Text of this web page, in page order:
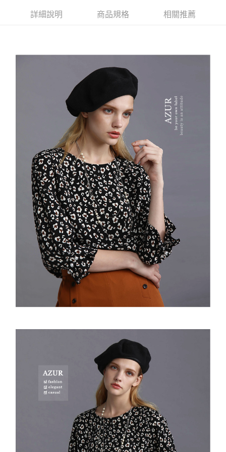
３．安心：先確認商品／服務後，再付款。
２．訂單成立數日內，您將收到繳費通知簡訊。
ATM／網路銀行／等多元方式進行付款，方視為交易完成。
※ 請注意：結帳手續完成當下不需立刻繳費，但若您需要取消訂單，請聯絡
購買商品的店家。未經商家同意取消之訂單仍視為有效，需透過AFTEE先享
後付繳納相關費用。
※ 交易是否成功請以「AFTEE先享後付 」之結帳頁面顯示為準，若有關於
是否繳費成功／繳費後需取消欲退款等相關疑問，請聯繫「AFTEE先享後付
https://netprotections.freshdesk.com/support/home
１．透過由恩沛科技股份有限公司提供之「AFTEE先享後付」服務完成之交
易，需依本服務之必要範圍內提供個人資料，並將交易相關給付款項請求債
權轉讓予恩沛科技股份有限公司。
２．關於個人資料處理事宜，請瀏覽以下網址：
https://aftee.tw/terms/#terms3
３．未成年的使用者請事先徵得法定代理人或監護人之同意方可使用
「AFTEE先享後付」，若未經同意申辦者引起之損失，本公司不負相關責
４．使用「AFTEE先享後付」時，將依據個別帳號之用戶狀況，依本公司即
時審查核予不同之上限額度；若仍有額度不足之情形，本公司將視審查結果
請求用戶進行身份認證。
５．嚴禁一人註冊多個帳號或使用他人資訊註冊。若發現惡意使用之情形，
恩沛科技股份有限公司將有權停止該用戶之使用額度並採取法律行動。
每筆NT$60，滿NT$2,000(含以上)免運費
付款後7-11取貨---滿2000元免運
每筆NT$60，滿NT$2,000(含以上)免運費
每筆NT$120，滿NT$2,000(含以上)免運費
詳細說明 商品規格 相關推薦